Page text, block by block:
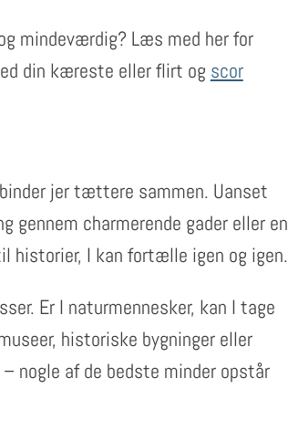
mindeværdig? Læs med her for
din kæreste eller flirt og scor
jer tættere sammen. Uanset
gennem charmerende gader eller en
historier, I kan fortælle igen og igen.
Er I naturmennesker, kan I tage
historiske bygninger eller
nogle af de bedste minder opstår